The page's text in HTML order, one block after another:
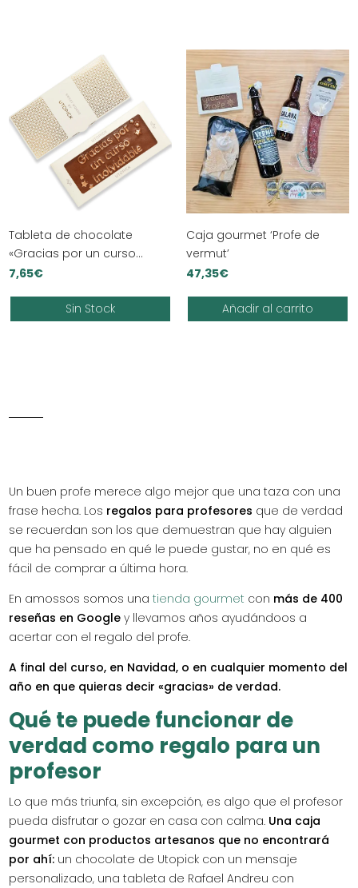
Tableta de chocolate
«Gracias por un curso
inolvidable»
7,65€
Sin Stock
Caja gourmet ‘Profe de
vermut’
47,35€
Añadir al carrito
Un buen profe merece algo mejor que una taza con una
frase hecha. Los regalos para profesores que de verdad
se recuerdan son los que demuestran que hay alguien
que ha pensado en qué le puede gustar, no en qué es
fácil de comprar a última hora.
En amossos somos unatienda gourmet con más de 400
reseñas en Google y llevamos años ayudándoos a
acertar con el regalo del profe.
A final del curso, en Navidad, o en cualquier momento del
año en que quieras decir «gracias» de verdad.
Qué te puede funcionar de
verdad como regalo para un
profesor
Lo que más triunfa, sin excepción, es algo que el profesor
pueda disfrutar o gozar en casa con calma. Una caja
gourmet con productos artesanos que no encontrará
por ahí: un chocolate de Utopick con un mensaje
personalizado, una tableta de Rafael Andreu con